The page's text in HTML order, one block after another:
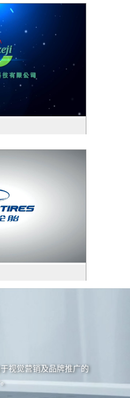
视觉营销及品牌推广的